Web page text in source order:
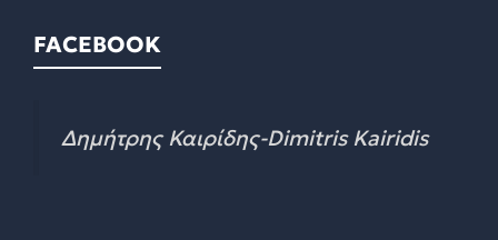
FACEBOOK
Δημήτρης Καιρίδης-Dimitris Kairidis